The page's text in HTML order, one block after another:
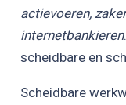
actievoeren,
internetbankieren
scheidbare en
Scheidbare